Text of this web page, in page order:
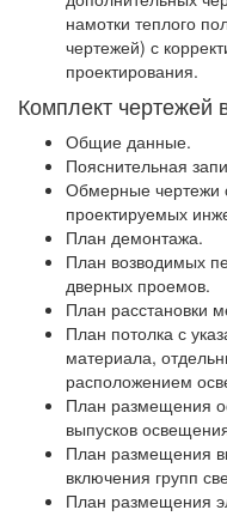
намотки теплого
чертежей) с
проектирования.
Комплект чертежей
Общие данные.
Пояснительная
Обмерные чертежи
проектируемых
План демонтажа.
План возводимых
дверных проемов.
План расстановки
План потолка с
материала,
расположением
План размещения
выпусков
План размещения
включения групп
План размещения